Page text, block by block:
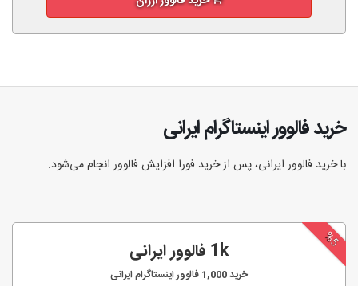
خرید فالوور اینستاگرام ایرانی
با خرید فالوور ایرانی، پس از خرید فورا افزایش فالوور انجام‌ می‌شود.
%5 1k فالوور ایرانی
خرید1,000 فالوور اینستاگرام ایرانی